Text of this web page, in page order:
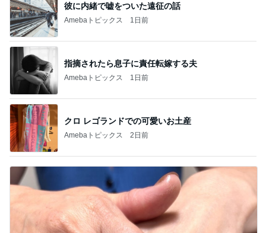
彼に内緒で嘘をついた遠征の話
Amebaトピックス 1日前
指摘されたら息子に責任転嫁する夫
Amebaトピックス 1日前
クロ レゴランドでの可愛いお土産
Amebaトピックス 2日前